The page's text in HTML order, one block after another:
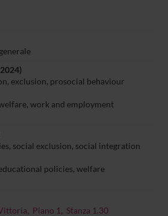
exclusion, prosocial behaviour
work and employment
social exclusion, social integration
policies, welfare
Piano 1, Stanza 1.30